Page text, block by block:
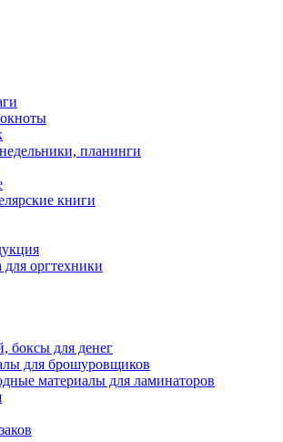
планинги
книги
для оргтехники
боксы для денег
для брошуровщиков
материалы для ламинаторов